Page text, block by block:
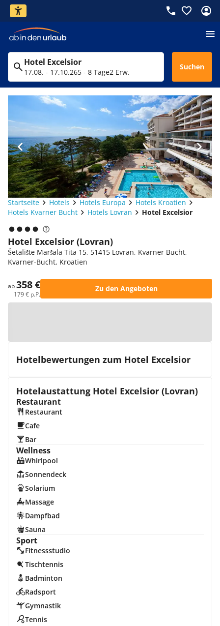
Hotel Excelsior
17.08. - 17.10.265 - 8 Tage2 Erw.
Suchen
Startseite Hotels Hotels Europa
Hotels Kroatien
Hotels Kvarner Bucht
Hotels Lovran Hotel Excelsior
Hotel Excelsior (Lovran)
Šetalište Maršala Tita 15, 51415 Lovran, Kvarner Bucht,
Kvarner-Bucht, Kroatien
ab358 €
179 € p.P.
Zu den Angeboten
Hotelbewertungen zum Hotel Excelsior
Hotelaustattung Hotel Excelsior (Lovran)
Restaurant
Restaurant
Cafe
Bar
Wellness
Whirlpool
Sonnendeck
Solarium
Massage
Dampfbad
Sauna
Sport
Fitnessstudio
Tischtennis
Badminton
Radsport
Gymnastik
Tennis